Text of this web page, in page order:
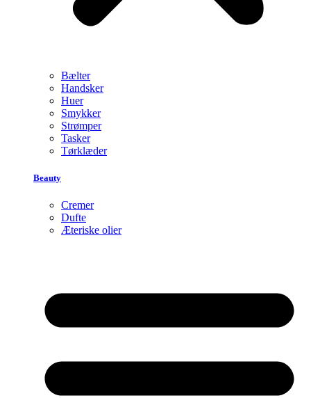
Bælter
Handsker
Huer
Smykker
Strømper
Tasker
Tørklæder
Beauty
Cremer
Dufte
Æteriske olier